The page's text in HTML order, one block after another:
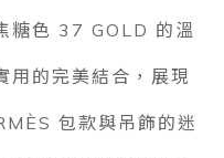
糖色 37 GOLD 的溫
用的完美結合，展現
包款與吊飾的迷